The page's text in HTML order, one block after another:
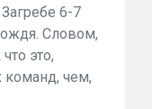
6-7
Словом,
это,
команд, чем,